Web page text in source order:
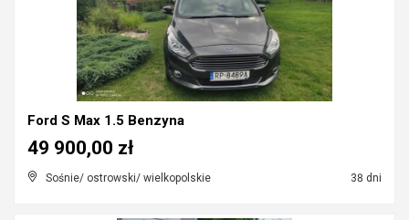
Ford S Max 1.5 Benzyna
Sośnie/ ostrowski/ wielkopolskie 38 dni
49 900,00 zł